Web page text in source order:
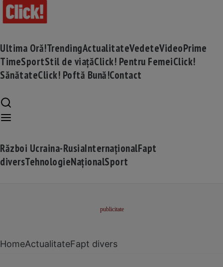
Ultima Oră!TrendingActualitateVedeteVideoPrime
TimeSportStil de viațăClick! Pentru FemeiClick!
SănătateClick! Poftă Bună!Contact
Război Ucraina-RusiaInternaționalFapt
diversTehnologieNaționalSport
HomeActualitateFapt divers